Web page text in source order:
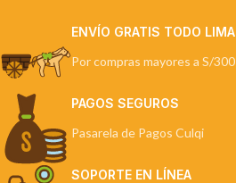
ENVÍO GRATIS TODO LIMA
Por compras mayores a S/300
PAGOS SEGUROS
Pasarela de Pagos Culqi
SOPORTE EN LÍNEA